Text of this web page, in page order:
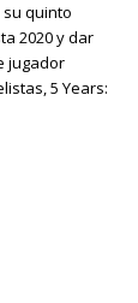
su quinto
2020 y dar
jugador
5 Years: